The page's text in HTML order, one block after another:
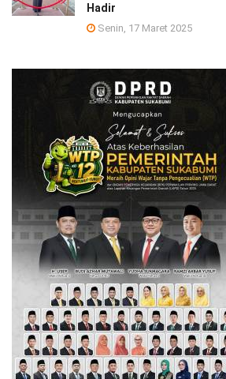
Hadir
Senin, 17 Maret 2025